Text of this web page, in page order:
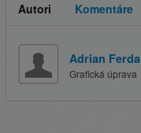
Autori Komentáre
Adrian Ferda
Grafická úprava